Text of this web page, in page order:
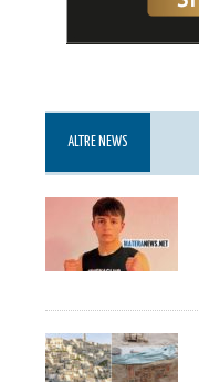
ALTRE NEWS